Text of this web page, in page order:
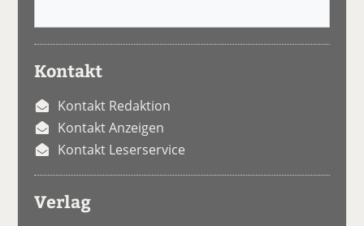
Kontakt
Kontakt Redaktion
Kontakt Anzeigen
Kontakt Leserservice
Verlag